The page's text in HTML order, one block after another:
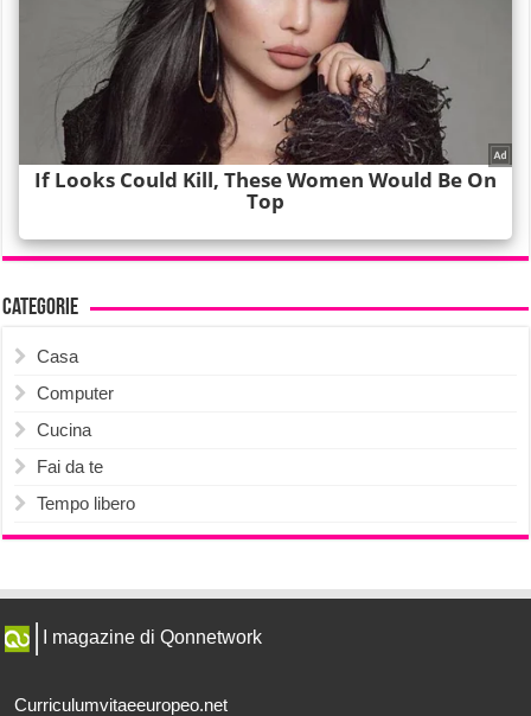
Categorie
Casa
Computer
Cucina
Fai da te
Tempo libero
I magazine di Qonnetwork
Curriculumvitaeeuropeo.net